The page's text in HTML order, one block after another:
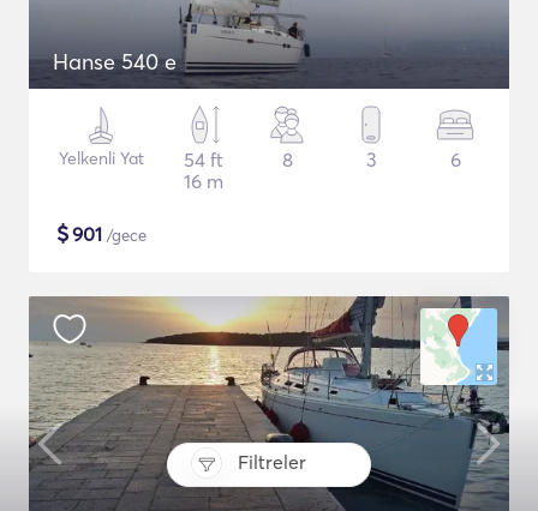
Filtreler
Hanse 540 e
Yelkenli Yat
54 ft
16 m
8 3 6
$901 /gece